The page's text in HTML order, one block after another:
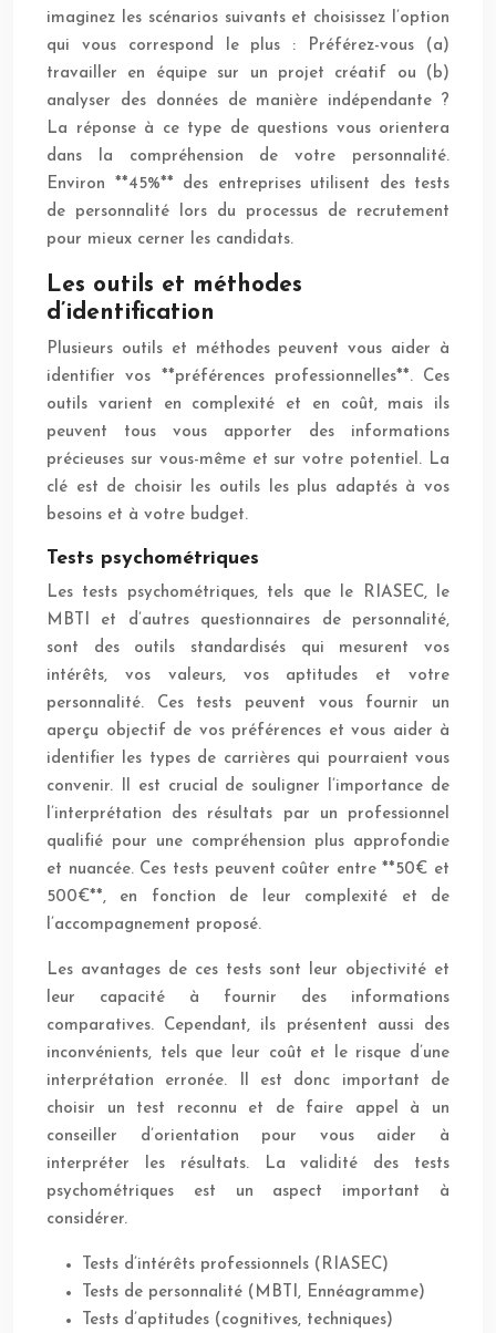
imaginez les scénarios suivants et choisissez l’option
qui vous correspond le plus : Préférez-vous (a)
travailler en équipe sur un projet créatif ou (b)
analyser des données de manière indépendante ?
La réponse à ce type de questions vous orientera
dans la compréhension de votre personnalité.
Environ **45%** des entreprises utilisent des tests
de personnalité lors du processus de recrutement
pour mieux cerner les candidats.
Les outils et méthodes
d’identification
Plusieurs outils et méthodes peuvent vous aider à
identifier vos **préférences professionnelles**. Ces
outils varient en complexité et en coût, mais ils
peuvent tous vous apporter des informations
précieuses sur vous-même et sur votre potentiel. La
clé est de choisir les outils les plus adaptés à vos
besoins et à votre budget.
Tests psychométriques
Les tests psychométriques, tels que le RIASEC, le
MBTI et d’autres questionnaires de personnalité,
sont des outils standardisés qui mesurent vos
intérêts, vos valeurs, vos aptitudes et votre
personnalité. Ces tests peuvent vous fournir un
aperçu objectif de vos préférences et vous aider à
identifier les types de carrières qui pourraient vous
convenir. Il est crucial de souligner l’importance de
l’interprétation des résultats par un professionnel
qualifié pour une compréhension plus approfondie
et nuancée. Ces tests peuvent coûter entre **50€ et
500€**, en fonction de leur complexité et de
l’accompagnement proposé.
Les avantages de ces tests sont leur objectivité et
leur capacité à fournir des informations
comparatives. Cependant, ils présentent aussi des
inconvénients, tels que leur coût et le risque d’une
interprétation erronée. Il est donc important de
choisir un test reconnu et de faire appel à un
conseiller d’orientation pour vous aider à
interpréter les résultats. La validité des tests
psychométriques est un aspect important à
considérer.
Tests d’intérêts professionnels (RIASEC)
Tests de personnalité (MBTI, Ennéagramme)
Tests d’aptitudes (cognitives, techniques)